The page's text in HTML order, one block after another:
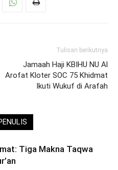
Tulisan berikutnya
Jamaah Haji KBIHU NU Al
Arofat Kloter SOC 75 Khidmat
Ikuti Wukuf di Arafah
Tiga Makna Taqwa